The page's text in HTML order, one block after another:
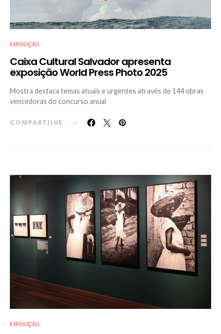
EXPOSIÇÃO
Caixa Cultural Salvador apresenta
exposição World Press Photo 2025
Mostra destaca temas atuais e urgentes através de 144 obras
vencedoras do concurso anual
COMPARTILHE
EXPOSIÇÃO